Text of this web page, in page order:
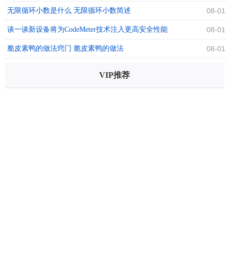
无限循环小数是什么 无限循环小数简述 08-01
谈一谈新设备将为CodeMeter技术注入更高安全性能 08-01
脆皮素鸭的做法窍门 脆皮素鸭的做法 08-01
VIP推荐